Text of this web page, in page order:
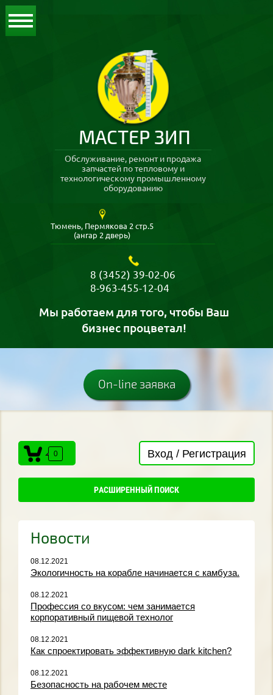
МАСТЕР ЗИП
Обслуживание, ремонт и продажа
запчастей по тепловому и
технологическому промышленному
оборудованию
Мы работаем для того, чтобы Ваш
бизнес процветал!
Тюмень, Пермякова 2 стр.5
(ангар 2 дверь)
8 (3452) 39-02-06
8-963-455-12-04
On-line заявка
0 Вход / Регистрация
РАСШИРЕННЫЙ ПОИСК
Новости
08.12.2021
Экологичность на корабле начинается с камбуза.
08.12.2021
Профессия со вкусом: чем занимается
корпоративный пищевой технолог
08.12.2021
Как спроектировать эффективную dark kitchen?
08.12.2021
Безопасность на рабочем месте